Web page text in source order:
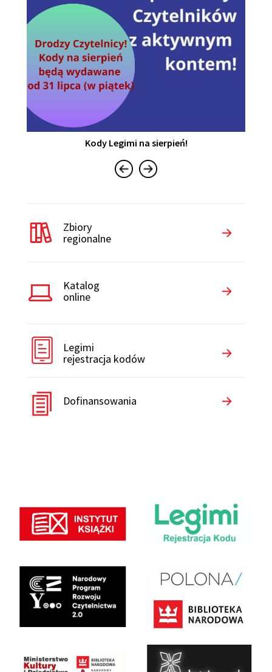
Kody Legimi na sierpień!
Zbiory
regionalne
Katalog
online
Legimi
rejestracja kodów
Dofinansowania